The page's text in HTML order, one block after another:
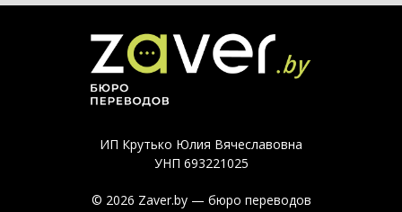
ИП Крутько Юлия Вячеславовна
УНП 693221025
© 2026 Zaver.by — бюро переводов